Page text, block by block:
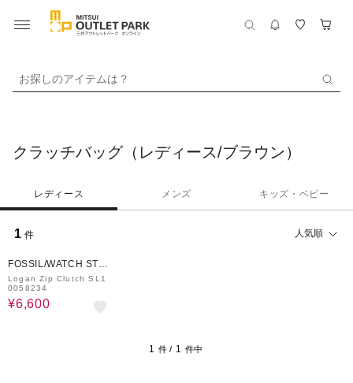
お探しのアイテムは？
クラッチバッグ（レディース/ブラウン）
レディース メンズ キッズ・ベビー
1 件 人気順
FOSSIL/WATCH STAT
ION INTERNATIONAL
Logan Zip Clutch SL1
0058234
¥6,600
1 件 / 1 件中